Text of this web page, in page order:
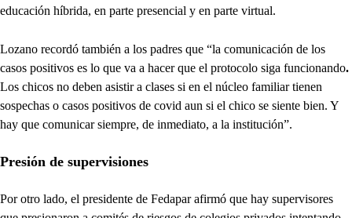
educación híbrida, en parte presencial y en parte virtual.
Lozano recordó también a los padres que “la comunicación de los
casos positivos es lo que va a hacer que el protocolo siga funcionando.
Los chicos no deben asistir a clases si en el núcleo familiar tienen
sospechas o casos positivos de covid aun si el chico se siente bien. Y
hay que comunicar siempre, de inmediato, a la institución”.
Presión de supervisiones
Por otro lado, el presidente de Fedapar afirmó que hay supervisores